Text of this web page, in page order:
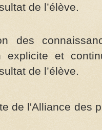
de l’élève.
des
explicite et
de l’élève.
de l'Alliance des